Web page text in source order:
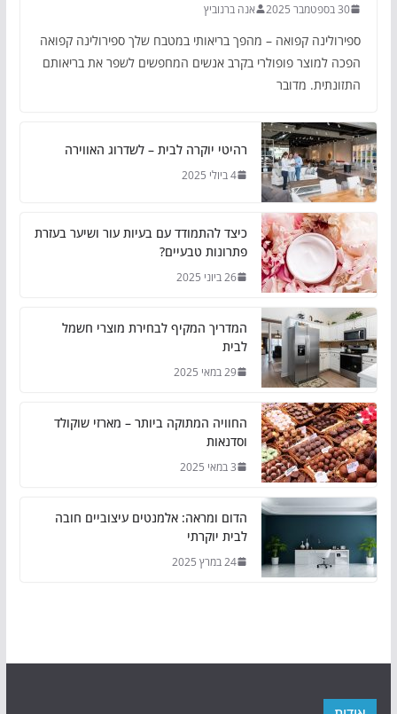
30 בספטמבר 2025 אנה ברנוביץ
ספירולינה קפואה – מהפך בריאותי במטבח שלך ספירולינה קפואה
הפכה למוצר פופולרי בקרב אנשים המחפשים לשפר את בריאותם
התזונתית. מדובר
רהיטי יוקרה לבית – לשדרוג האווירה
4 ביולי 2025
כיצד להתמודד עם בעיות עור ושיער בעזרת
פתרונות טבעיים?
26 ביוני 2025
המדריך המקיף לבחירת מוצרי חשמל
לבית
29 במאי 2025
החוויה המתוקה ביותר – מארזי שוקולד
וסדנאות
3 במאי 2025
הדום ומראה: אלמנטים עיצוביים חובה
לבית יוקרתי
24 במרץ 2025